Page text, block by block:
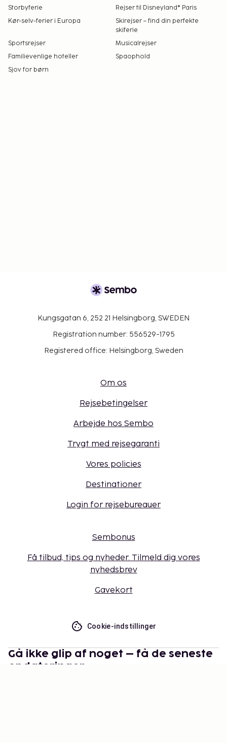
Storbyferie
Rejser til Disneyland® Paris
Kør-selv-ferier i Europa
Skirejser – find din perfekte
skiferie
Sportsrejser
Musicalrejser
Familievenlige hoteller
Spaophold
Sjov for børn
Kungsgatan 6, 252 21 Helsingborg, SWEDEN
Registration number: 556529-1795
Registered office: Helsingborg, Sweden
Om os
Rejsebetingelser
Arbejde hos Sembo
Trygt med rejsegaranti
Vores policies
Destinationer
Login for rejsebureauer
Sembonus
Få tilbud, tips og nyheder. Tilmeld dig vores
nyhedsbrev
Gavekort
Cookie-indstillinger
Gå ikke glip af noget – få de seneste
opdateringer